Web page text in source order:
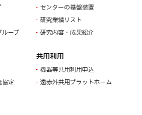
ープ
センターの基盤装置
研究業績リスト
研究内容・成果紹介
協定
共用利用
機器等共用利用申込
遠赤外共用プラットホーム